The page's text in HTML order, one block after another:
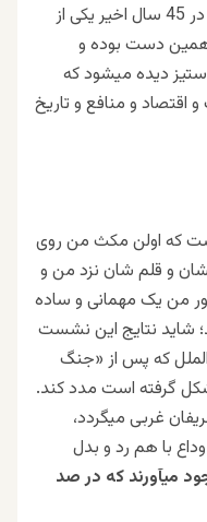
اتفاقا افغانستان ما و جناب ستیز؛ در 45 سال اخیر یکی از
همین دست بوده و
دیده میشود که
اقتصاد و منافع و تاریخ
که اولن مکث من روی
و قلم شان نزد من و
من یک مهمانی و ساده
شاید نتایج این نشست
الملل که پس از «جنگ
گرفته است مدد کند.
غربی میگردد،
با هم رد و بدل
میآورند که در صد